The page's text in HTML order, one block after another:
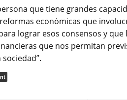
que tiene grandes
económicas que
lograr esos consensos y
que nos permitan